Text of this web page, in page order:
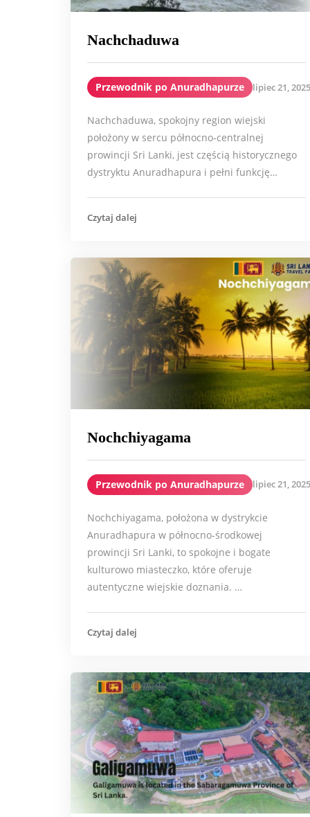
Nachchaduwa
Przewodnik po Anuradhapurze lipiec 21, 2025
Nachchaduwa, spokojny region wiejski
położony w sercu północno-centralnej
prowincji Sri Lanki, jest częścią historycznego
dystryktu Anuradhapura i pełni funkcję…
Czytaj dalej
Nochchiyagama
Przewodnik po Anuradhapurze lipiec 21, 2025
Nochchiyagama, położona w dystrykcie
Anuradhapura w północno-środkowej
prowincji Sri Lanki, to spokojne i bogate
kulturowo miasteczko, które oferuje
autentyczne wiejskie doznania. …
Czytaj dalej